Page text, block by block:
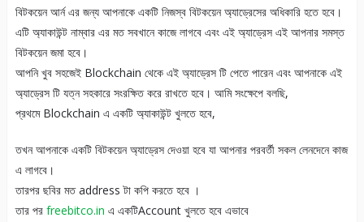
বিটকয়েন আর্ন এর জন্য আপনাকে একটি নিজস্ব বিটকয়েন অ্যাড্রেসের অধিকারি হতে হবে।
এটি অ্যাকাউন্ট নাম্বার এর মত সবখানে কাজে লাগবে এবং এই অ্যাড্রেস এই আপনার সমস্ত
বিটকয়েন জমা হবে।
আপনি খুব সহজেই Blockchain থেকে এই অ্যাড্রেস টি পেতে পারেন এবং আপনাকে এই
অ্যাড্রেস টি যত্ন সহকারে সংরক্ষিত করে রাখতে হবে। আমি সংক্ষেপে বলছি,
প্রথমে Blockchain এ একটি অ্যাকাউন্ট খুলতে হবে,
তখন আপনাকে একটি বিটকয়েন অ্যাড্রেস দেওয়া হবে যা আপনার পরবর্তী সকল লেনদেনে কাজ
এ লাগবে।
তারপর ছবির মত address টা কপি করতে হবে ।
তার পর freebitco.in এ একটিAccount খুলতে হবে এভাবে